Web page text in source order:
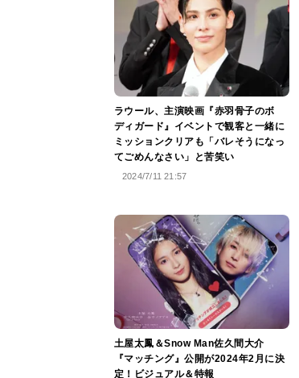
ラウール、主演映画『赤羽骨子のボ
ディガード』イベントで観客と一緒に
ミッションクリアも「バレそうになっ
てごめんなさい」と苦笑い
2024/7/11 21:57
土屋太鳳＆Snow Man佐久間大介
『マッチング』公開が2024年2月に決
定！ビジュアル＆特報